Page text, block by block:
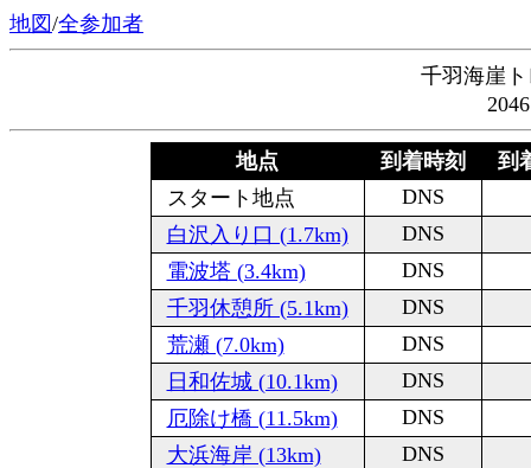
地図/全参加者
千羽海崖
地点 到着時刻
到
スタート地点
DNS
白沢入り口 (1.7km)
DNS
電波塔 (3.4km)
DNS
千羽休憩所 (5.1km)
DNS
荒瀬 (7.0km)
DNS
日和佐城 (10.1km)
DNS
厄除け橋 (11.5km)
DNS
大浜海岸 (13km)
DNS